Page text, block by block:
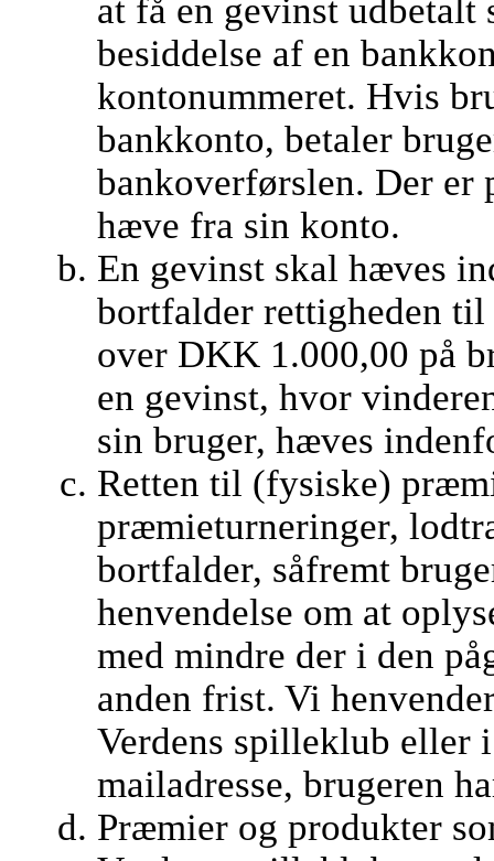
at få en gevinst
besiddelse af en
kontonummeret. Hvis
bankkonto, betaler
bankoverførslen. Der er
hæve fra sin konto.
En gevinst skal hæves
bortfalder rettigheden til
over DKK 1.000,00 på
en gevinst, hvor
sin bruger, hæves
Retten til (fysiske)
præmieturneringer,
bortfalder, såfremt
henvendelse om at
med mindre der i den
anden frist. Vi
Verdens spilleklub
mailadresse, brugeren
Præmier og produkter